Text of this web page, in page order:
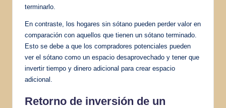
terminarlo.
En contraste, los hogares sin sótano pueden perder valor en
comparación con aquellos que tienen un sótano terminado.
Esto se debe a que los compradores potenciales pueden
ver el sótano como un espacio desaprovechado y tener que
invertir tiempo y dinero adicional para crear espacio
adicional.
Retorno de inversión de un